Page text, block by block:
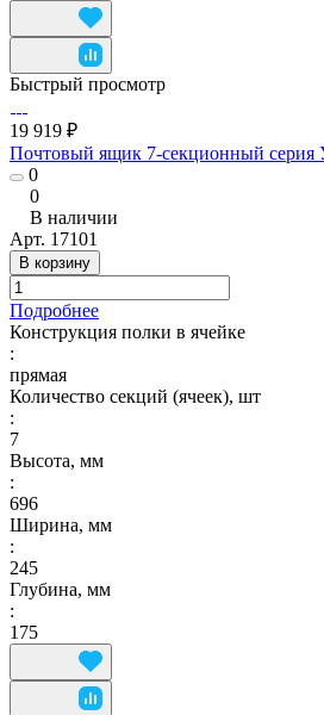
Быстрый просмотр
19 919 ₽
Почтовый ящик 7-секционный серия
0
0
В наличии
Арт. 17101
В корзину
Подробнее
Конструкция полки в ячейке
:
прямая
Количество секций (ячеек), шт
:
7
Высота, мм
:
696
Ширина, мм
:
245
Глубина, мм
:
175